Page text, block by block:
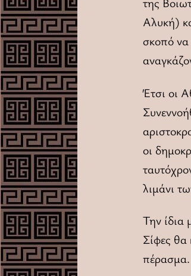
Αλυκή)
σκοπό να
Έτσι οι
οι
λιμάνι
Την ίδια
Σίφες θα
πέρασμα.